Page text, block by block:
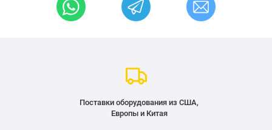
Поставки оборудования из США,
Европы и Китая